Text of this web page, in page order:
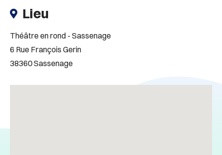
Lieu
Théâtre en rond - Sassenage
6 Rue François Gerin
38360 Sassenage